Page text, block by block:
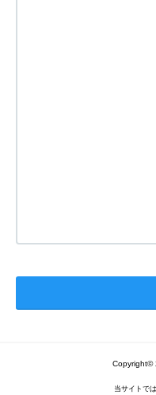
Copyright©
当サイトで